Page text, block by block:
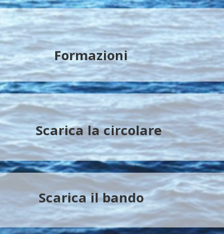
Formazioni
Scarica la circolare
Scarica il bando